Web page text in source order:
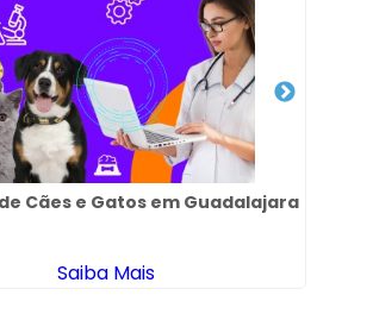
Cães e Gatos em Guadalajara
Saiba Mais